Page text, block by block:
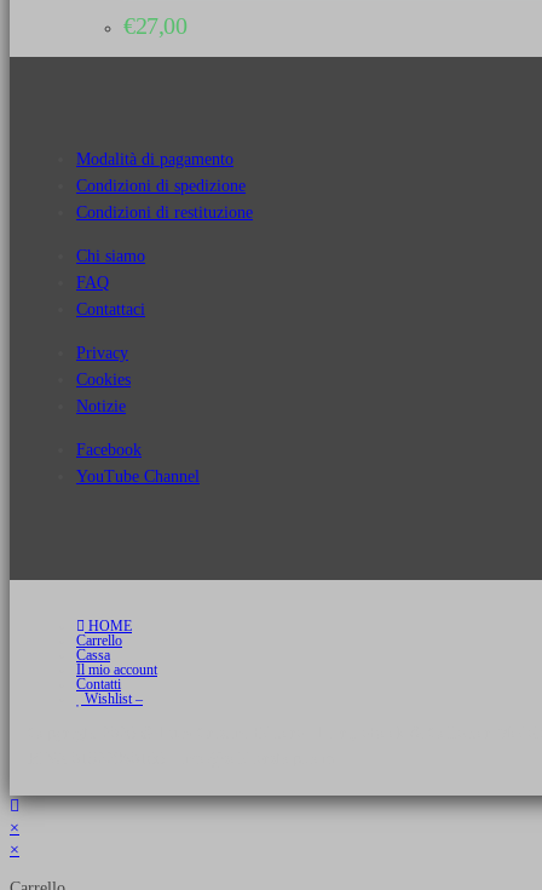
€27,00
Modalità di pagamento
Condizioni di spedizione
Condizioni di restituzione
Chi siamo
FAQ
Contattaci
Privacy
Cookies
Notizie
Facebook
YouTube Channel
HOME
Carrello
Cassa
Il mio account
Contatti
Wishlist –
×
×